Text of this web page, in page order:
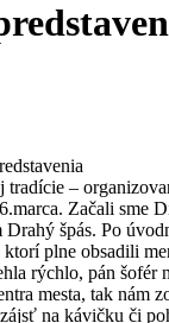
tradície –
Začali sme
špás. Po
plne obsadili
rýchlo, pán šofér
mesta, tak nám
na kávičku či